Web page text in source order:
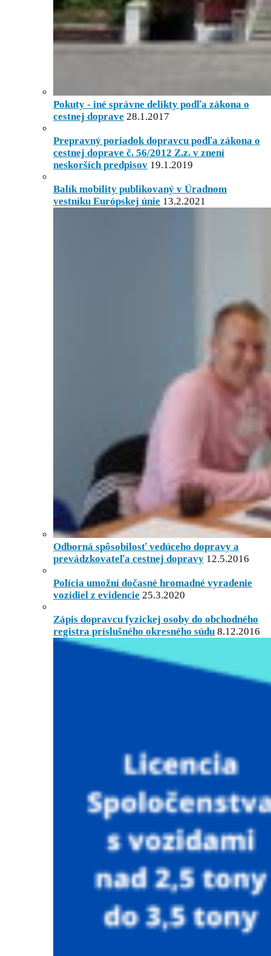
Pokuty - iné správne delikty podľa zákona o
cestnej doprave 28.1.2017
Prepravný poriadok dopravcu podľa zákona o
cestnej doprave č. 56/2012 Z.z. v znení
neskorších predpisov 19.1.2019
Balík mobility publikovaný v Úradnom
vestníku Európskej únie 13.2.2021
Odborná spôsobilosť vedúceho dopravy a
prevádzkovateľa cestnej dopravy 12.5.2016
Polícia umožní dočasné hromadné vyradenie
vozidiel z evidencie 25.3.2020
Zápis dopravcu fyzickej osoby do obchodného
registra príslušného okresného súdu 8.12.2016